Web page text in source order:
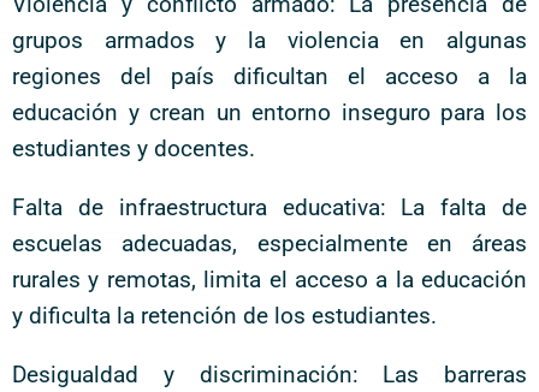
grupos armados y la violencia en algunas
regiones del país dificultan el acceso a la
educación y crean un entorno inseguro para los
estudiantes y docentes.
Falta de infraestructura educativa: La falta de
escuelas adecuadas, especialmente en áreas
rurales y remotas, limita el acceso a la educación
y dificulta la retención de los estudiantes.
Desigualdad y discriminación: Las barreras